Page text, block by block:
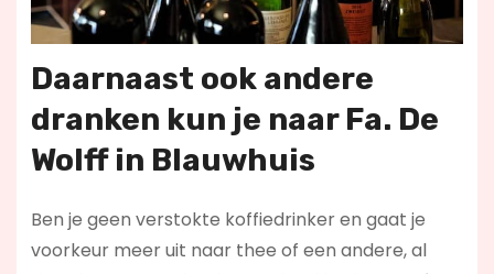
Daarnaast ook andere
dranken kun je naar Fa. De
Wolff in Blauwhuis
Ben je geen verstokte koffiedrinker en gaat je
voorkeur meer uit naar thee of een andere, al